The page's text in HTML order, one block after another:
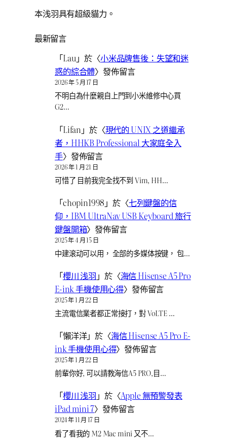
本浅羽具有超級貓力。
最新留言
「Lau」於〈小米品牌售後：失望和迷
惑的綜合體〉發佈留言
2026 年 5 月 17 日
不明白為什麼親自上門到小米維修中心買
G2…
「Lifan 」於〈現代的 UNIX 之道繼承
者，HHKB Professional 大家庭全入
手〉發佈留言
2026 年 1 月 21 日
可惜了 目前我完全找不到 Vim, HH…
「chopin1998 」於〈七列鍵盤的信
仰，IBM UltraNav USB Keyboard 旅行
鍵盤開箱〉發佈留言
2025 年 4 月 15 日
中建滚动可以用， 全部的多媒体按键， 包…
「櫻川 浅羽 」於〈海信 Hisense A5 Pro
E-ink 手機使用心得〉發佈留言
2025 年 1 月 22 日
主流電信業者都正常接打，對 VoLTE …
「懶洋洋」於〈海信 Hisense A5 Pro E-
ink 手機使用心得〉發佈留言
2025 年 1 月 22 日
前輩你好, 可以請教海信A5 PRO,目…
「櫻川 浅羽 」於〈Apple 無預警發表
iPad mini 7〉發佈留言
2024 年 11 月 17 日
看了看我的 M2 Mac mini 又不…